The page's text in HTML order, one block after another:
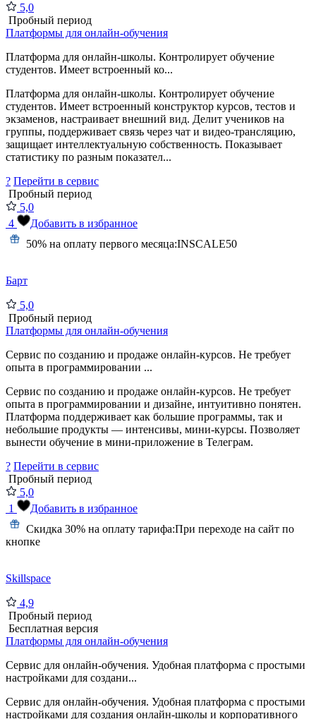
5,0
Пробный период
Платформы для онлайн-обучения
Платформа для онлайн-школы. Контролирует обучение
студентов. Имеет встроенный ко...
Платформа для онлайн-школы. Контролирует обучение
студентов. Имеет встроенный конструктор курсов, тестов и
экзаменов, настраивает внешний вид. Делит учеников на
группы, поддерживает связь через чат и видео-трансляцию,
защищает интеллектуальную собственность. Показывает
статистику по разным показател...
? Перейти в сервис
Пробный период
5,0
4
Добавить в избранное
50% на оплату первого месяца:INSCALE50
Барт
5,0
Пробный период
Платформы для онлайн-обучения
Сервис по созданию и продаже онлайн-курсов. Не требует
опыта в программировании ...
Сервис по созданию и продаже онлайн-курсов. Не требует
опыта в программировании и дизайне, интуитивно понятен.
Платформа поддерживает как большие программы, так и
небольшие продукты — интенсивы, мини-курсы. Позволяет
вынести обучение в мини-приложение в Телеграм.
? Перейти в сервис
Пробный период
5,0
1
Добавить в избранное
Скидка 30% на оплату тарифа:При переходе на сайт по
кнопке
Skillspace
4,9
Пробный период
Бесплатная версия
Платформы для онлайн-обучения
Сервис для онлайн-обучения. Удобная платформа с простыми
настройками для создани...
Сервис для онлайн-обучения. Удобная платформа с простыми
настройками для создания онлайн-школы и корпоративного